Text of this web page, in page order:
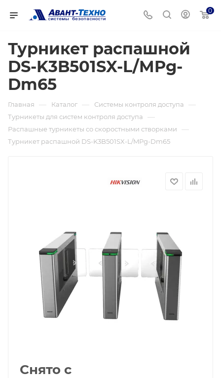
0
Турникет распашной
DS-K3B501SX-L/MPg-
Dm65
Главная — Каталог — Системы контроля доступа —
Турникеты для систем контроля доступа —
Распашные турникеты со скоростными створками —
Турникет распашной DS-K3B501SX-L/MPg-Dm65
Снято с